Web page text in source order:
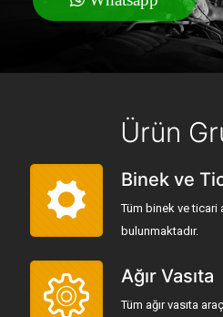
Ürün
Binek ve
Tüm binek ve ticari
bulunmaktadır.
Ağır Vasıta
Tüm ağır vasıta